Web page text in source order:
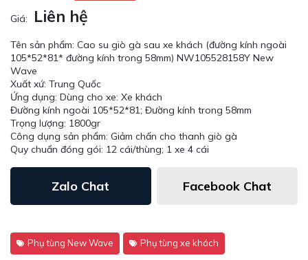
Giá: Liên hệ
Tên sản phẩm: Cao su giò gà sau xe khách (đường kính ngoài
105*52*81* đường kính trong 58mm) NW105528158Y New
Wave
Xuất xứ: Trung Quốc
Ứng dụng: Dùng cho xe: Xe khách
Đường kính ngoài 105*52*81; Đường kính trong 58mm
Trọng lượng: 1800gr
Công dụng sản phẩm: Giảm chấn cho thanh giò gà
Quy chuẩn đóng gói: 12 cái/thùng; 1 xe 4 cái
Zalo Chat Facebook Chat
Phụ tùng New Wave Phụ tùng xe khách